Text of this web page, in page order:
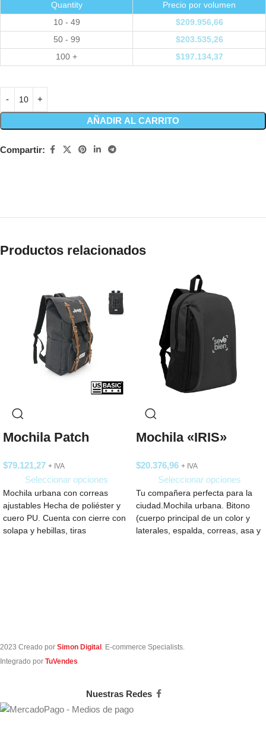
Quantity
Precio por volumen
10 - 49
$209.956,66
50 - 99
$203.535,26
100 +
$197.134,37
AÑADIR AL CARRITO
Compartir:
Productos relacionados
Mochila Patch
$79.121,27 + IVA
Seleccionar opciones
Mochila urbana con correas
ajustables Hecha de poliéster y
cuero PU. Cuenta con cierre con
solapa y hebillas, tiras
Mochila «IRIS»
$20.376,96 + IVA
Seleccionar opciones
Tu compañera perfecta para la
ciudad.Mochila urbana. Bitono
(cuerpo principal de un color y
laterales, espalda, correas, asa y
2023 Creado por Simon Digital . E-commerce Specialists.
Integrado por TuVendes
Nuestras Redes